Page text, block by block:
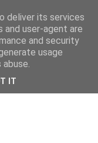
deliver its services
and user-agent are
and security
usage
IT